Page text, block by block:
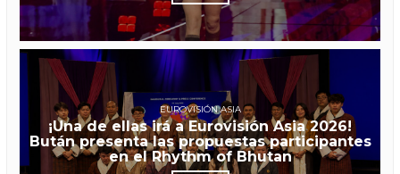
EUROVISIÓN ASIA
¡Una de ellas irá a Eurovisión Asia 2026!
Bután presenta las propuestas participantes
en el Rhythm of Bhutan